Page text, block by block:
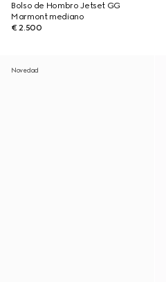
Bolso de Hombro Jetset GG
Marmont mediano
€ 2.500
Novedad